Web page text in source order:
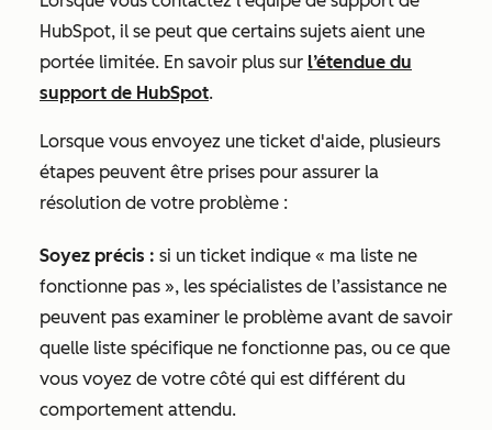
HubSpot, il se peut que certains sujets aient une
portée limitée. En savoir plus sur l’étendue du
support de HubSpot.
Lorsque vous envoyez une ticket d'aide, plusieurs
étapes peuvent être prises pour assurer la
résolution de votre problème :
Soyez précis : si un ticket indique « ma liste ne
fonctionne pas », les spécialistes de l’assistance ne
peuvent pas examiner le problème avant de savoir
quelle liste spécifique ne fonctionne pas, ou ce que
vous voyez de votre côté qui est différent du
comportement attendu.